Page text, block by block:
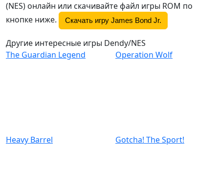
(NES) онлайн или скачивайте файл игры ROM по
кнопке ниже.
Скачать игру James Bond Jr.
Другие интересные игры Dendy/NES
The Guardian Legend
Operation Wolf
Heavy Barrel Gotcha! The Sport!